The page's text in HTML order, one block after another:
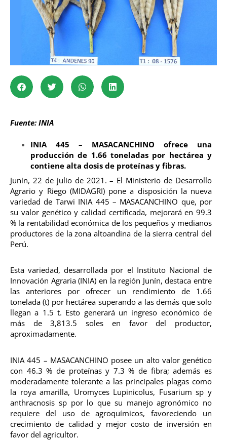
Fuente: INIA
INIA 445 – MASACANCHINO ofrece una
producción de 1.66 toneladas por hectárea y
contiene alta dosis de proteínas y fibras.
Junín, 22 de julio de 2021. – El Ministerio de Desarrollo
Agrario y Riego (MIDAGRI) pone a disposición la nueva
variedad de Tarwi INIA 445 – MASACANCHINO que, por
su valor genético y calidad certificada, mejorará en 99.3
% la rentabilidad económica de los pequeños y medianos
productores de la zona altoandina de la sierra central del
Perú.
Esta variedad, desarrollada por el Instituto Nacional de
Innovación Agraria (INIA) en la región Junín, destaca entre
las anteriores por ofrecer un rendimiento de 1.66
tonelada (t) por hectárea superando a las demás que solo
llegan a 1.5 t. Esto generará un ingreso económico de
más de 3,813.5 soles en favor del productor,
aproximadamente.
INIA 445 – MASACANCHINO posee un alto valor genético
con 46.3 % de proteínas y 7.3 % de fibra; además es
moderadamente tolerante a las principales plagas como
la roya amarilla, Uromyces Lupinicolus, Fusarium sp y
anthracnosis sp por lo que su manejo agronómico no
requiere del uso de agroquímicos, favoreciendo un
crecimiento de calidad y mejor costo de inversión en
favor del agricultor.